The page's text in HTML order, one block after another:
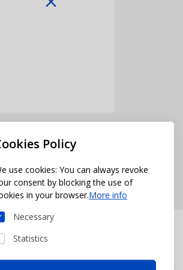
Policy
use cookies: You can always revoke
consent by blocking the use of
in your browser.More info
Necessary
Statistics